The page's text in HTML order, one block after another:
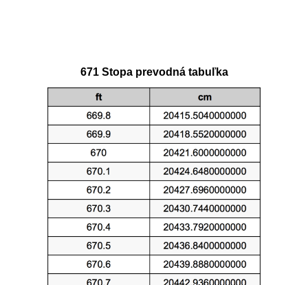
671 Stopa prevodná tabuľka